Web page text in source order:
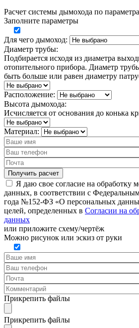
Расчет системы дымохода по
Заполните параметры
Для чего дымоход:
Диаметр трубы:
Подбирается исходя из диаметра
отопительного прибора. Диаметр
быть больше или равен диаметру
Расположение:
Высота дымохода:
Исчисляется от основания до конька
Материал:
Я даю свое согласие на обработку
данных, в соответствии с
года №152-ФЗ «О персональных
целей, определенных в Согласии на
данных
или приложите схему/чертёж
Можно рисунок или эскиз от руки
Прикрепить файлы
Прикрепить файлы